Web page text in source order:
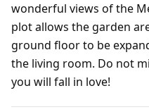
wonderful views of the
plot allows the garden
ground floor to be
the living room. Do not
you will fall in love!